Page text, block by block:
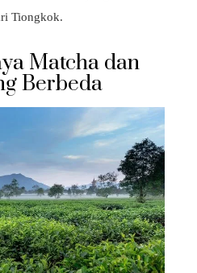
Tiongkok.
Matcha dan
Berbeda